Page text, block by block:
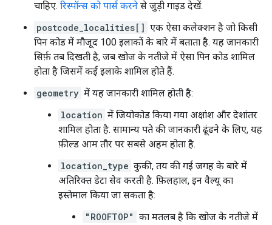
चाहिए. रिस्पॉन्स को पार्स करने से जुड़ी गाइड देखें.
postcode_localities[] एक ऐसा कलेक्शन है जो किसी
पिन कोड में मौजूद 100 इलाकों के बारे में बताता है. यह जानकारी
सिर्फ़ तब दिखती है, जब खोज के नतीजे में ऐसा पिन कोड शामिल
होता है जिसमें कई इलाके शामिल होते हैं.
geometry में यह जानकारी शामिल होती है:
location में जियोकोड किया गया अक्षांश और देशांतर
शामिल होता है. सामान्य पते की जानकारी ढूंढने के लिए, यह
फ़ील्ड आम तौर पर सबसे अहम होता है.
location_type कुकी, तय की गई जगह के बारे में
अतिरिक्त डेटा सेव करती है. फ़िलहाल, इन वैल्यू का
इस्तेमाल किया जा सकता है:
"ROOFTOP" का मतलब है कि खोज के नतीजे में